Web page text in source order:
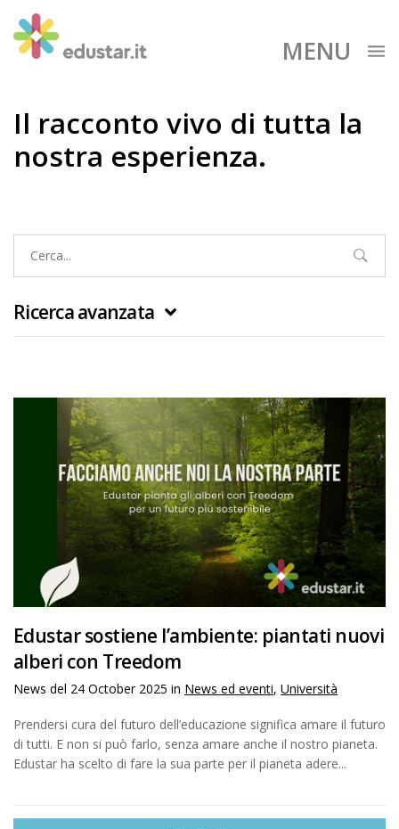
MENU
Il racconto vivo di tutta la
nostra esperienza.
Ricerca avanzata
Edustar sostiene l’ambiente: piantati nuovi
alberi con Treedom
News del 24 October 2025 in News ed eventi, Università
Prendersi cura del futuro dell’educazione significa amare il futuro
di tutti. E non si può farlo, senza amare anche il nostro pianeta.
Edustar ha scelto di fare la sua parte per il pianeta adere...